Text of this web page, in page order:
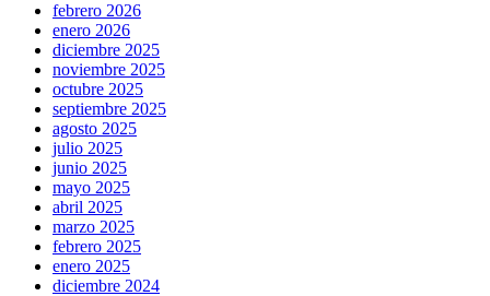
febrero 2026
enero 2026
diciembre 2025
noviembre 2025
octubre 2025
septiembre 2025
agosto 2025
julio 2025
junio 2025
mayo 2025
abril 2025
marzo 2025
febrero 2025
enero 2025
diciembre 2024